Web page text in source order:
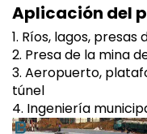
Aplicación del
1. Ríos, lagos, presas
2. Presa de la mina
3. Aeropuerto,
túnel
4. Ingeniería